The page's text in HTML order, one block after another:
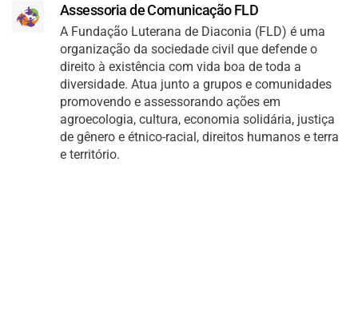
Assessoria de Comunicação FLD
A Fundação Luterana de Diaconia (FLD) é uma
organização da sociedade civil que defende o
direito à existência com vida boa de toda a
diversidade. Atua junto a grupos e comunidades
promovendo e assessorando ações em
agroecologia, cultura, economia solidária, justiça
de gênero e étnico-racial, direitos humanos e terra
e território.